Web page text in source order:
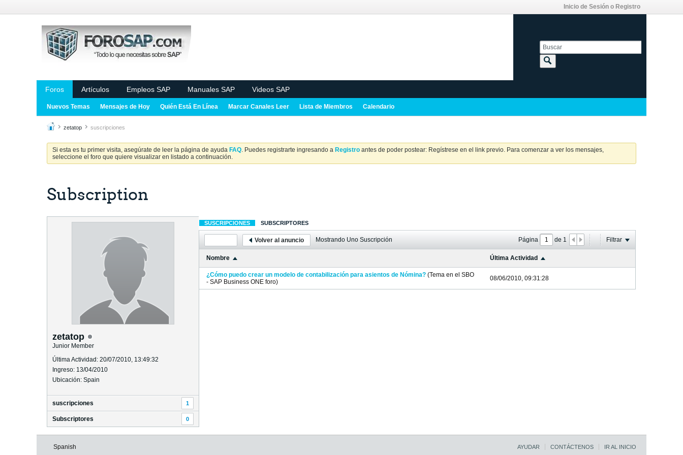
Inicio de Sesión o Registro
Foros Artículos Empleos SAP Manuales SAP Videos SAP
Nuevos Temas Mensajes de Hoy Quién Está En Línea Marcar Canales Leer Lista de Miembros Calendario
zetatop suscripciones
Si esta es tu primer visita, asegúrate de leer la página de ayuda FAQ. Puedes registrarte ingresando a Registro antes de poder postear: Regístrese en el link previo. Para comenzar a ver los mensajes,
seleccione el foro que quiere visualizar en listado a continuación.
Subscription
zetatop
Junior Member
Última Actividad: 20/07/2010, 13:49:32
Ingreso: 13/04/2010
Ubicación: Spain
suscripciones 1
Subscriptores 0
SUSCRIPCIONES SUBSCRIPTORES
Volver al anuncio Mostrando Uno Suscripción Página de 1 Filtrar
Nombre Última Actividad
¿Cómo puedo crear un modelo de contabilización para asientos de Nómina? (Tema en el SBO
- SAP Business ONE foro) 08/06/2010, 09:31:28
Spanish AYUDAR CONTÁCTENOS IR AL INICIO